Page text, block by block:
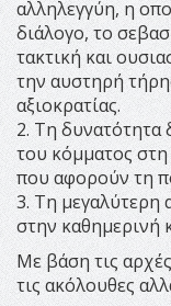
αλληλεγγύη, η
διάλογο, το
τακτική και
την αυστηρή
αξιοκρατίας.
2. Τη δυνατότητα
του κόμματος
που αφορούν τη
3. Τη μεγαλύτερη
στην καθημερινή
Με βάση τις
τις ακόλουθες